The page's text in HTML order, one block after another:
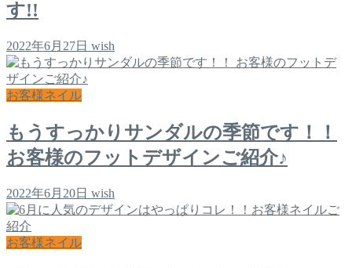
す!!
2022年6月27日 wish
お客様ネイル
もうすっかりサンダルの季節です！！
お客様のフットデザインご紹介♪
2022年6月20日 wish
お客様ネイル